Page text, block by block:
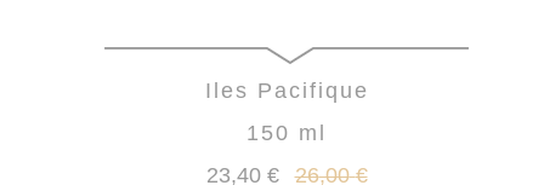
Iles Pacifique
150 ml
23,40 € 26,00 €